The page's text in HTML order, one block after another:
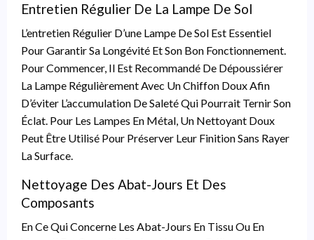
Entretien Régulier De La Lampe De Sol
L’entretien Régulier D’une Lampe De Sol Est Essentiel
Pour Garantir Sa Longévité Et Son Bon Fonctionnement.
Pour Commencer, Il Est Recommandé De Dépoussiérer
La Lampe Régulièrement Avec Un Chiffon Doux Afin
D’éviter L’accumulation De Saleté Qui Pourrait Ternir Son
Éclat. Pour Les Lampes En Métal, Un Nettoyant Doux
Peut Être Utilisé Pour Préserver Leur Finition Sans Rayer
La Surface.
Nettoyage Des Abat-Jours Et Des
Composants
En Ce Qui Concerne Les Abat-Jours En Tissu Ou En